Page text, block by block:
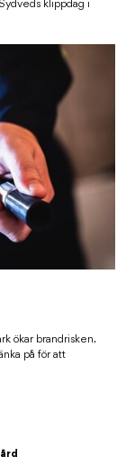
klippdag i
ökar brandrisken.
på för att